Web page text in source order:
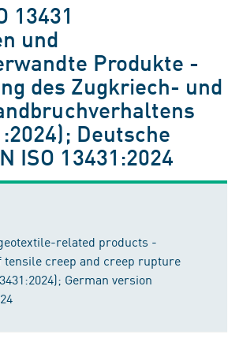
13431
und
Produkte -
des Zugkriech- und
Deutsche
ISO 13431:2024
related products -
tensile creep and creep rupture
German version